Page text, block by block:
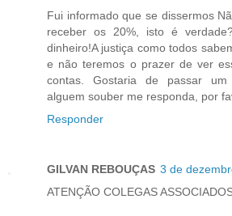
Fui informado que se dissermos
receber os 20%, isto é
dinheiro!A justiça como todos
e não teremos o prazer de ver
contas. Gostaria de passar um
alguem souber me responda, por
Responder
GILVAN REBOUÇAS 3 de
ATENÇÃO COLEGAS